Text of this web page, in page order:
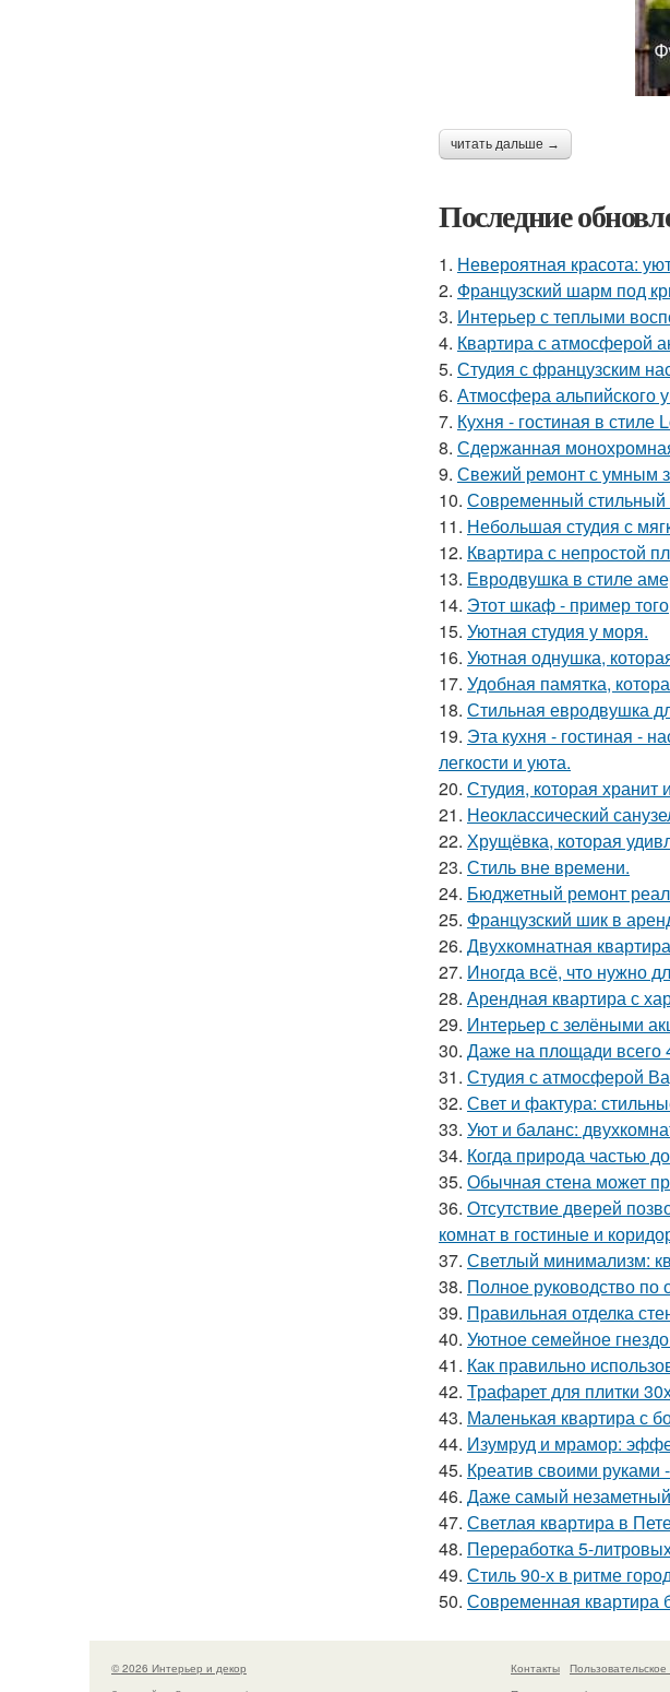
читать дальше →
Последние
1. Невероятная красота:
2. Французский шарм под
3. Интерьер с теплыми
4. Квартира с атмосферой
5. Студия с французским
6. Атмосфера альпийского
7. Кухня - гостиная в стиле
8. Сдержанная
9. Свежий ремонт с умным
10. Современный стильный
11. Небольшая студия с
12. Квартира с непростой
13. Евродвушка в стиле
14. Этот шкаф - пример
15. Уютная студия у моря.
16. Уютная однушка,
17. Удобная памятка,
18. Стильная евродвушка
19. Эта кухня - гостиная -
легкости и уюта.
20. Студия, которая хранит
21. Неоклассический
22. Хрущёвка, которая
23. Стиль вне времени.
24. Бюджетный ремонт
25. Французский шик в
26. Двухкомнатная
27. Иногда всё, что нужно
28. Арендная квартира с
29. Интерьер с зелёными
30. Даже на площади всего
31. Студия с атмосферой
32. Свет и фактура:
33. Уют и баланс:
34. Когда природа частью
35. Обычная стена может
36. Отсутствие дверей
комнат в гостиные и
37. Светлый минимализм:
38. Полное руководство по
39. Правильная отделка
40. Уютное семейное
41. Как правильно
42. Трафарет для плитки
43. Маленькая квартира с
44. Изумруд и мрамор:
45. Креатив своими руками
46. Даже самый
47. Светлая квартира в
48. Переработка 5-
49. Стиль 90-х в ритме
50. Современная квартира
© 2026 Интерьер и декор Контакты